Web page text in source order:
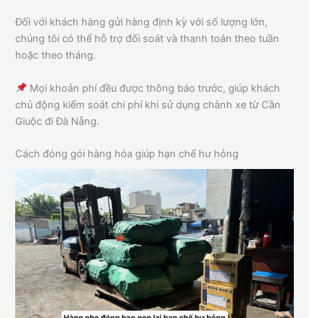
Đối với khách hàng gửi hàng định kỳ với số lượng lớn,
chúng tôi có thể hỗ trợ đối soát và thanh toán theo tuần
hoặc theo tháng.
Mọi khoản phí đều được thông báo trước, giúp khách
chủ động kiểm soát chi phí khi sử dụng chành xe từ Cần
Giuộc đi Đà Nẵng.
Cách đóng gói hàng hóa giúp hạn chế hư hỏng